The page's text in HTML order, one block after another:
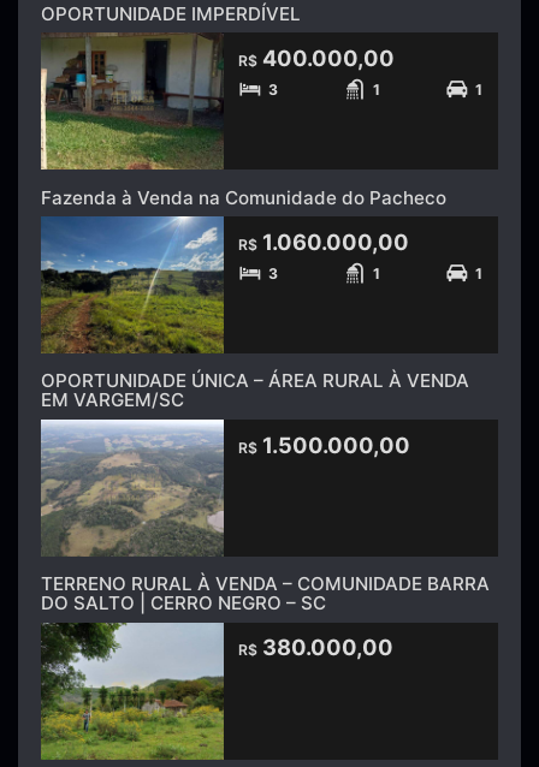
OPORTUNIDADE IMPERDÍVEL
R$ 400.000,00
3 1 1
Fazenda à Venda na Comunidade do Pacheco
R$ 1.060.000,00
3 1 1
OPORTUNIDADE ÚNICA – ÁREA RURAL À VENDA
EM VARGEM/SC
R$ 1.500.000,00
TERRENO RURAL À VENDA – COMUNIDADE BARRA
DO SALTO | CERRO NEGRO – SC
R$ 380.000,00